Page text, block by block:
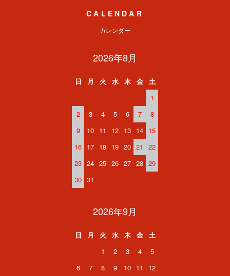
CALENDAR
カレンダー
2026年8月
日 月 火 水 木 金
土
1
2
3 4 5 6 7
8
9
10 11 12 13 14 15
16 17 18 19 20 21
22
23 24 25 26 27 28 29
30 31
2026年9月
日 月 火 水 木 金
土
1
2 3 4
5
6
7 8 9 10 11
12